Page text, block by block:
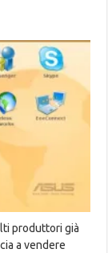
produttori già
a vendere